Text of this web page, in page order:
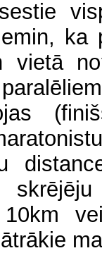
ka
vietā
10km